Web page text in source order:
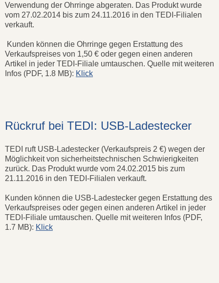
Verwendung der Ohrringe abgeraten. Das Produkt wurde
vom 27.02.2014 bis zum 24.11.2016 in den TEDI-Filialen
verkauft.
Kunden können die Ohrringe gegen Erstattung des
Verkaufspreises von 1,50 € oder gegen einen anderen
Artikel in jeder TEDI-Filiale umtauschen. Quelle mit weiteren
Infos (PDF, 1.8 MB): Klick
Rückruf bei TEDI: USB-Ladestecker
TEDI ruft USB-Ladestecker (Verkaufspreis 2 €) wegen der
Möglichkeit von sicherheitstechnischen Schwierigkeiten
zurück. Das Produkt wurde vom 24.02.2015 bis zum
21.11.2016 in den TEDI-Filialen verkauft.
Kunden können die USB-Ladestecker gegen Erstattung des
Verkaufspreises oder gegen einen anderen Artikel in jeder
TEDI-Filiale umtauschen. Quelle mit weiteren Infos (PDF,
1.7 MB): Klick